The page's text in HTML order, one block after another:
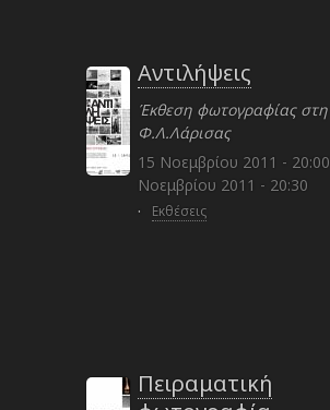
Αντιλήψεις
Έκθεση φωτογραφίας στη
Φ.Λ.Λάρισας
15 Νοεμβρίου 2011 - 20:00
Νοεμβρίου 2011 - 20:30
· Εκθέσεις
Πειραματική